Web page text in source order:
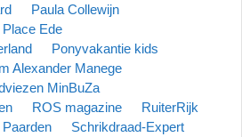
Paula Collewijn
Place Ede
Ponyvakantie kids
Alexander Manege
MinBuZa
ROS magazine
RuiterRijk
Schrikdraad-Expert